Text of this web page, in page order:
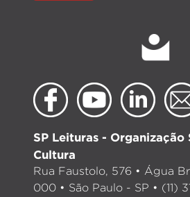
SP Leituras - Organização
Cultura
Rua Faustolo, 576 • Água
000 • São Paulo - SP • (11)